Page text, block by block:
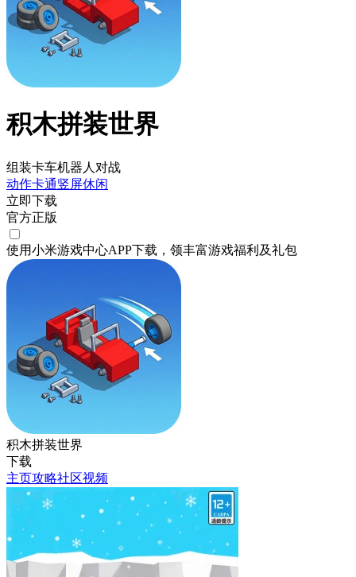
积木拼装世界
组装卡车机器人对战
动作卡通竖屏休闲
立即下载
官方正版
使用小米游戏中心APP下载 ，领丰富游戏福利 及礼包
积木拼装世界
下载
主页攻略社区视频